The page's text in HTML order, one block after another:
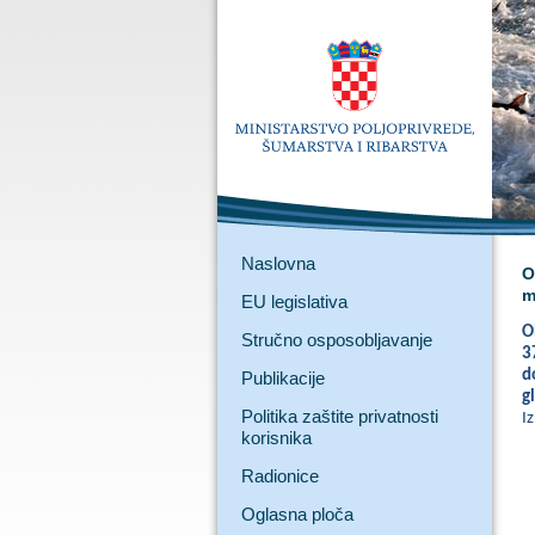
Naslovna
EU legislativa
Stručno osposobljavanje
Publikacije
Politika zaštite privatnosti
korisnika
Radionice
Oglasna ploča